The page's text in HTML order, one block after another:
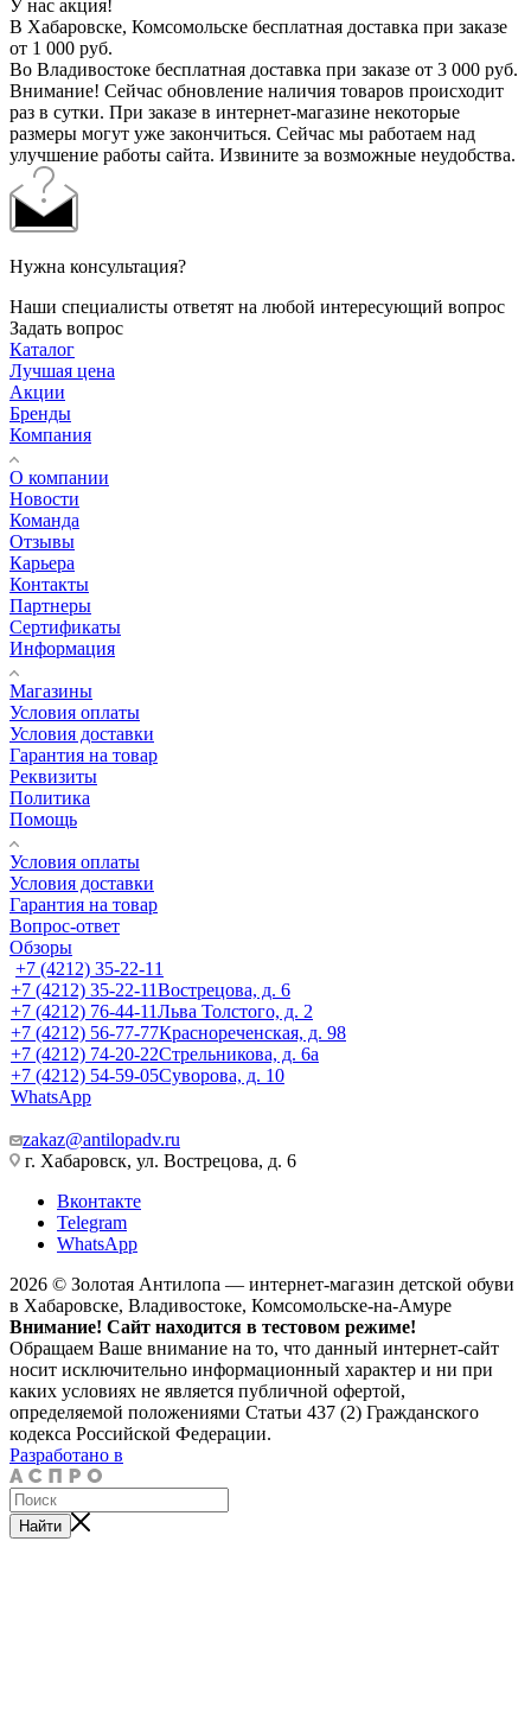
У нас акция!
В Хабаровске, Комсомольске бесплатная доставка при заказе
от 1 000 руб.
Во Владивостоке бесплатная доставка при заказе от 3 000 руб.
Внимание! Сейчас обновление наличия товаров происходит
раз в сутки. При заказе в интернет-магазине некоторые
размеры могут уже закончиться. Сейчас мы работаем над
улучшение работы сайта. Извините за возможные неудобства.
Нужна консультация?
Наши специалисты ответят на любой интересующий вопрос
Задать вопрос
Каталог
Лучшая цена
Акции
Бренды
Компания
О компании
Новости
Команда
Отзывы
Карьера
Контакты
Партнеры
Сертификаты
Информация
Магазины
Условия оплаты
Условия доставки
Гарантия на товар
Реквизиты
Политика
Помощь
Условия оплаты
Условия доставки
Гарантия на товар
Вопрос-ответ
Обзоры
+7 (4212) 35-22-11
+7 (4212) 35-22-11Вострецова, д. 6
+7 (4212) 76-44-11Льва Толстого, д. 2
+7 (4212) 56-77-77Краснореченская, д. 98
+7 (4212) 74-20-22Стрельникова, д. 6а
+7 (4212) 54-59-05Суворова, д. 10
WhatsApp
zakaz@antilopadv.ru
г. Хабаровск, ул. Вострецова, д. 6
Вконтакте
Telegram
WhatsApp
2026 © Золотая Антилопа — интернет-магазин детской обуви
в Хабаровске, Владивостоке, Комсомольске-на-Амуре
Внимание! Сайт находится в тестовом режиме!
Обращаем Ваше внимание на то, что данный интернет-сайт
носит исключительно информационный характер и ни при
каких условиях не является публичной офертой,
определяемой положениями Статьи 437 (2) Гражданского
кодекса Российской Федерации.
Разработано в
Найти